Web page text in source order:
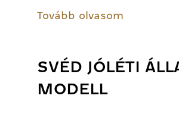
Tovább olvasom
SVÉD JÓLÉTI
MODELL